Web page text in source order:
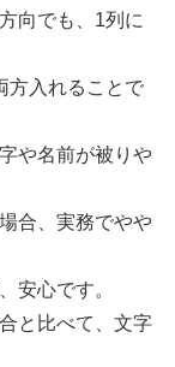
向でも、1列に
方入れることで
や名前が被りや
合、実務でやや
安心です。
と比べて、文字